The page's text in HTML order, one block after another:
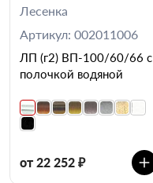
Лесенка
Артикул: 002011006
ЛП (г2) ВП-100/60/66 с
полочкой водяной
от 22 252 ₽